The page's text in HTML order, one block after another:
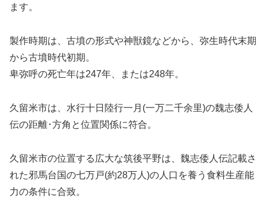
ます。
製作時期は、古墳の形式や神獣鏡などから、弥生時代末期
から古墳時代初期。
卑弥呼の死亡年は247年、または248年。
久留米市は、水行十日陸行一月(一万二千余里)の魏志倭人
伝の距離･方角と位置関係に符合。
久留米市の位置する広大な筑後平野は、魏志倭人伝記載さ
れた邪馬台国の七万戸(約28万人)の人口を養う食料生産能
力の条件に合致。